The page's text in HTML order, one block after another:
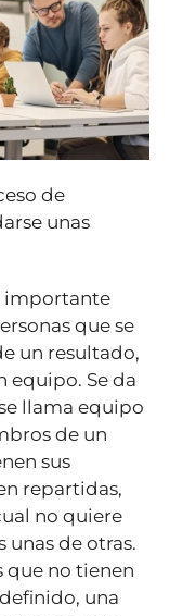
de
unas
importante
que se
un resultado,
equipo. Se da
llama equipo
de un
sus
repartidas,
no quiere
unas de otras.
que no tienen
una